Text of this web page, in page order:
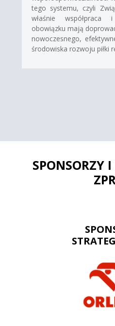
tego systemu, czyli
właśnie współpraca
obowiązku mają
nowoczesnego,
środowiska rozwoju piłki
SPONSORZY